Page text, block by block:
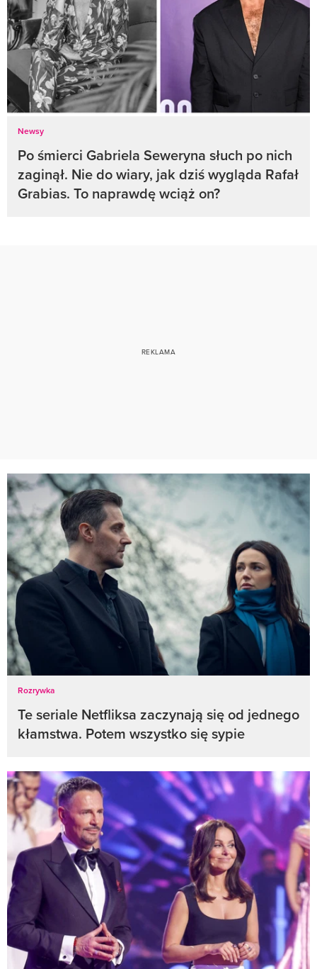
Newsy
Po śmierci Gabriela Seweryna słuch po nich
zaginął. Nie do wiary, jak dziś wygląda Rafał
Grabias. To naprawdę wciąż on?
Rozrywka
Te seriale Netfliksa zaczynają się od jednego
kłamstwa. Potem wszystko się sypie